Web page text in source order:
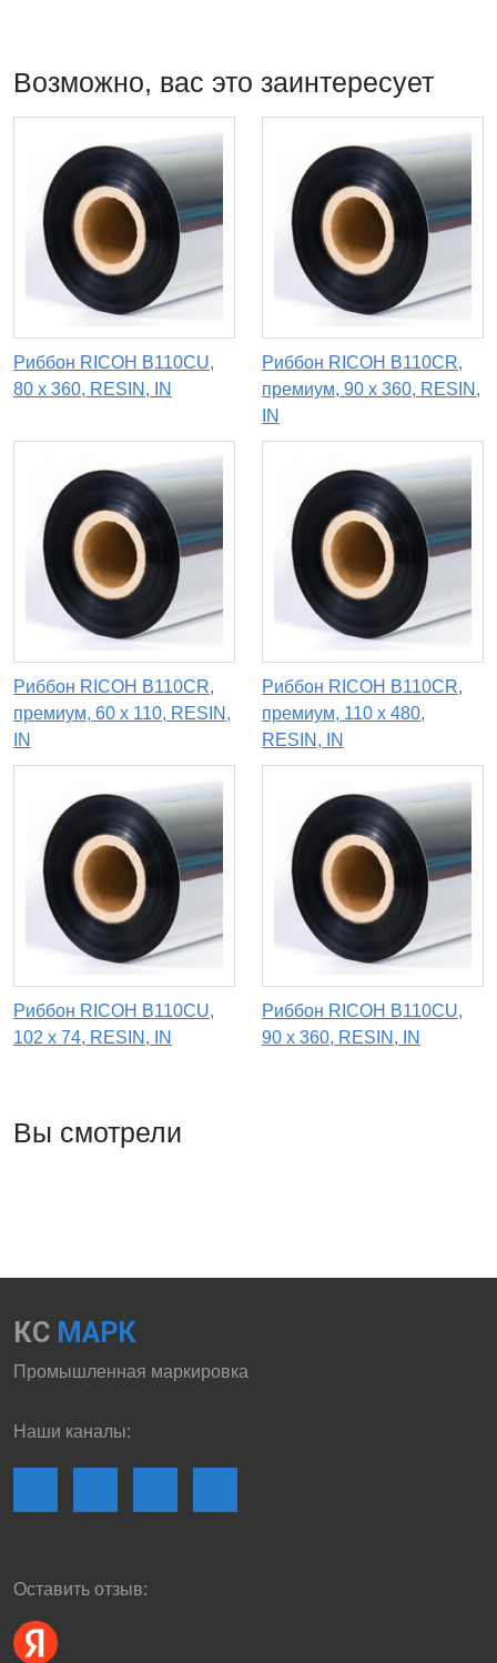
Возможно, вас это заинтересует
Риббон RICOH B110CU,
80 х 360, RESIN, IN
Риббон RICOH B110CR,
премиум, 90 x 360, RESIN,
IN
Риббон RICOH B110CR,
премиум, 60 x 110, RESIN,
IN
Риббон RICOH B110CR,
премиум, 110 х 480,
RESIN, IN
Риббон RICOH B110CU,
102 х 74, RESIN, IN
Риббон RICOH B110CU,
90 x 360, RESIN, IN
Вы смотрели
КС МАРК
Промышленная маркировка
Наши каналы:
Оставить отзыв: